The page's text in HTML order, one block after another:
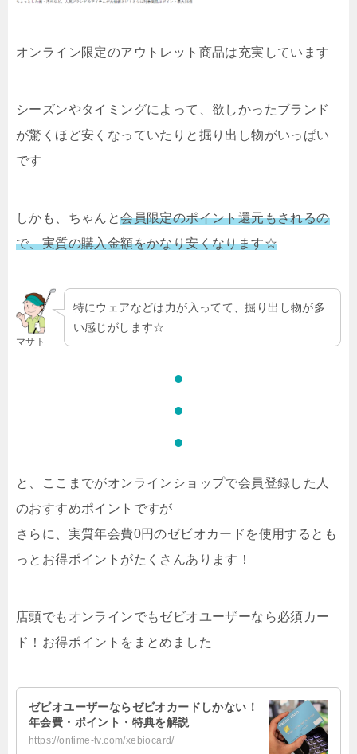
オンライン限定のアウトレット商品は充実しています
シーズンやタイミングによって、欲しかったブランド
が驚くほど安くなっていたりと掘り出し物がいっぱい
です
しかも、ちゃんと会員限定のポイント還元もされるの
で、実質の購入金額をかなり安くなります☆
マサト
特にウェアなどは力が入ってて、掘り出し物が多
い感じがします☆
と、ここまでがオンラインショップで会員登録した人
のおすすめポイントですが
さらに、実質年会費0円のゼビオカードを使用するとも
っとお得ポイントがたくさんあります！
店頭でもオンラインでもゼビオユーザーなら必須カー
ド！お得ポイントをまとめました
ゼビオユーザーならゼビオカードしかない！
年会費・ポイント・特典を解説
https://ontime-tv.com/xebiocard/